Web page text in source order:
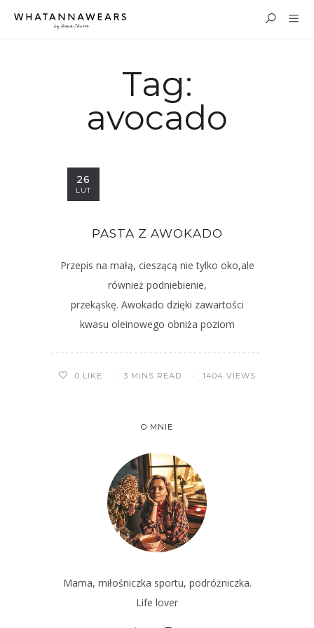
Tag:
avocado
26
LUT
PASTA Z AWOKADO
Przepis na małą, cieszącą nie tylko oko,ale
również podniebienie,
przekąskę. Awokado dzięki zawartości
kwasu oleinowego obniża poziom
0 LIKE 3 MINS READ 1404 VIEWS
O MNIE
Mama, miłośniczka sportu, podróżniczka.
Life lover